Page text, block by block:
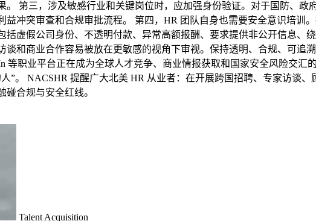
。 第三，涉及敏感行业和关键岗位时，应加强身份验证。对于国防、
冲突审查和合规审批流程。 第四，HR 团队自身也需要安全意识培训
括虚假公司身份、不透明付款、异常高额报酬、要求提供非公开信息、
谈和商业合作容易被放在更敏感的视角下审视。保持透明、合规、可追
等职业平台正在成为全球人才竞争、商业情报获取和国家安全风险交汇
”。 NACSHR 提醒广大北美 HR 从业者：在开展跨国招聘、专家访谈
合规与安全红线。
Talent Acquisition